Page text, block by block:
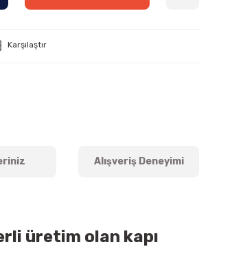
Karşılaştır
Alışveriş Deneyimi
üretim olan kapı